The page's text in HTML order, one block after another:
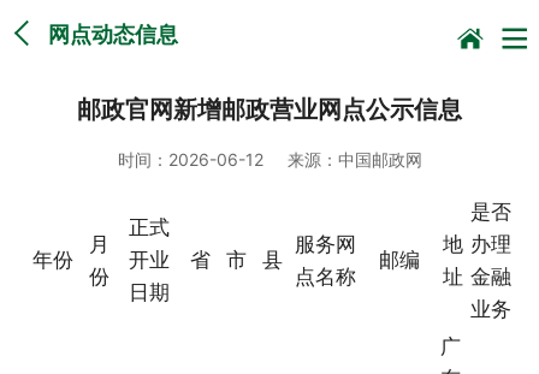
网点动态信息
邮政官网新增邮政营业网点公示信息
时间： 2026-06-12来源： 中国邮政网
年份
月
份
正式
开业
日期
省 市 县
服务网
点名称
邮编
地
址
是否
办理
金融
业务
广